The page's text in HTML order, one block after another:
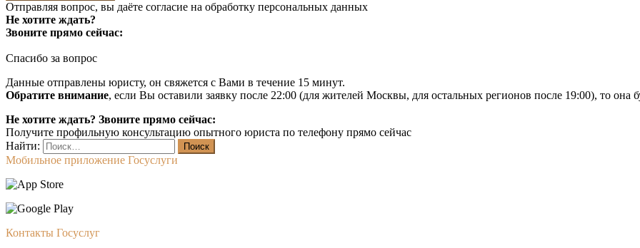
Отправляя вопрос, вы даёте согласие на обработку персональных данных
Не хотите ждать?
Звоните прямо сейчас:
Спасибо за вопрос
Данные отправлены юристу, он свяжется с Вами в течение 15 минут.
Обратите внимание, если Вы оставили заявку после 22:00 (для жителей Москвы, для остальных регионов после 19:00), то она
Не хотите ждать? Звоните прямо сейчас:
Получите профильную консультацию опытного юриста по телефону прямо сейчас
Найти:
Мобильное приложение Госуслуги
Контакты Госуслуг